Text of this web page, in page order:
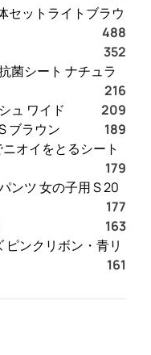
セットライトブラウ
488
352
菌シート ナチュラ
216
ュ ワイド
209
ブラウン
189
オイをとるシート
179
ンツ 女の子用 S 20
177
163
ピンクリボン・青リ
161